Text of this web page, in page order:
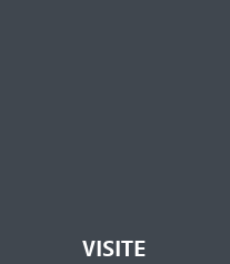
VISITE